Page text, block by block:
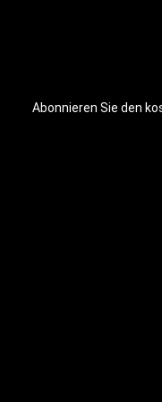
Abonnieren Sie den